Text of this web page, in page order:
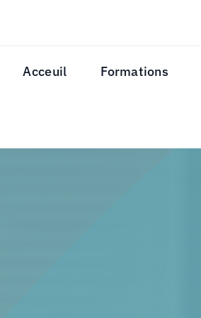
Acceuil Formations